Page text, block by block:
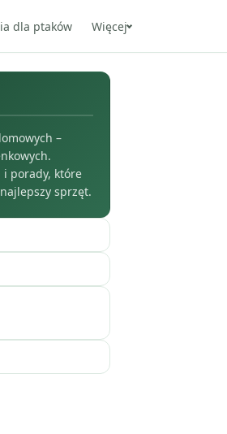
dla ptaków Więcej
–
i porady, które
sprzęt.